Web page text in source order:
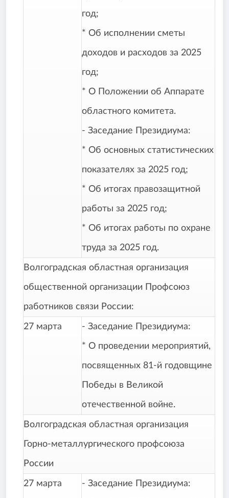
год;
* Об исполнении сметы
доходов и расходов за 2025
год;
* О Положении об Аппарате
областного комитета.
- Заседание Президиума:
* Об основных статистических
показателях за 2025 год;
* Об итогах правозащитной
работы за 2025 год;
* Об итогах работы по охране
труда за 2025 год.
Волгоградская областная организация
общественной организации Профсоюз
работников связи России:
27 марта - Заседание Президиума:
* О проведении мероприятий,
посвященных 81-й годовщине
Победы в Великой
отечественной войне.
Волгоградская областная организация
Горно-металлургического профсоюза
России
27 марта - Заседание Президиума: